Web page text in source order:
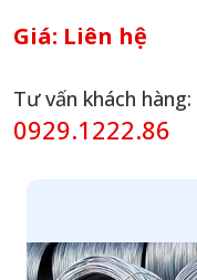
Giá: Liên hệ
Tư vấn khách hàng:
0929.1222.86